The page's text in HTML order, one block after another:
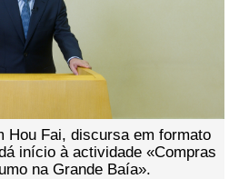
Hou Fai, discursa em formato
início à actividade «Compras
na Grande Baía».